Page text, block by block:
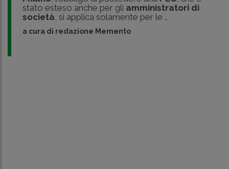
stato esteso anche per gli amministratori di
società, si applica solamente per le ..
a cura di redazione Memento